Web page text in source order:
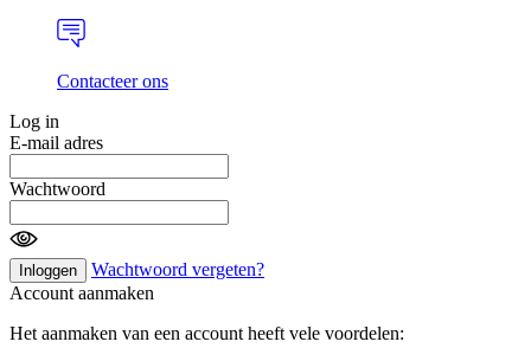
Contacteer ons
Log in
E-mail adres
Wachtwoord
Inloggen
Wachtwoord vergeten?
Account aanmaken
Het aanmaken van een account heeft vele voordelen: